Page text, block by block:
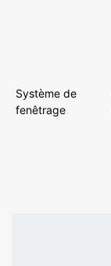
Système de
fenêtrage